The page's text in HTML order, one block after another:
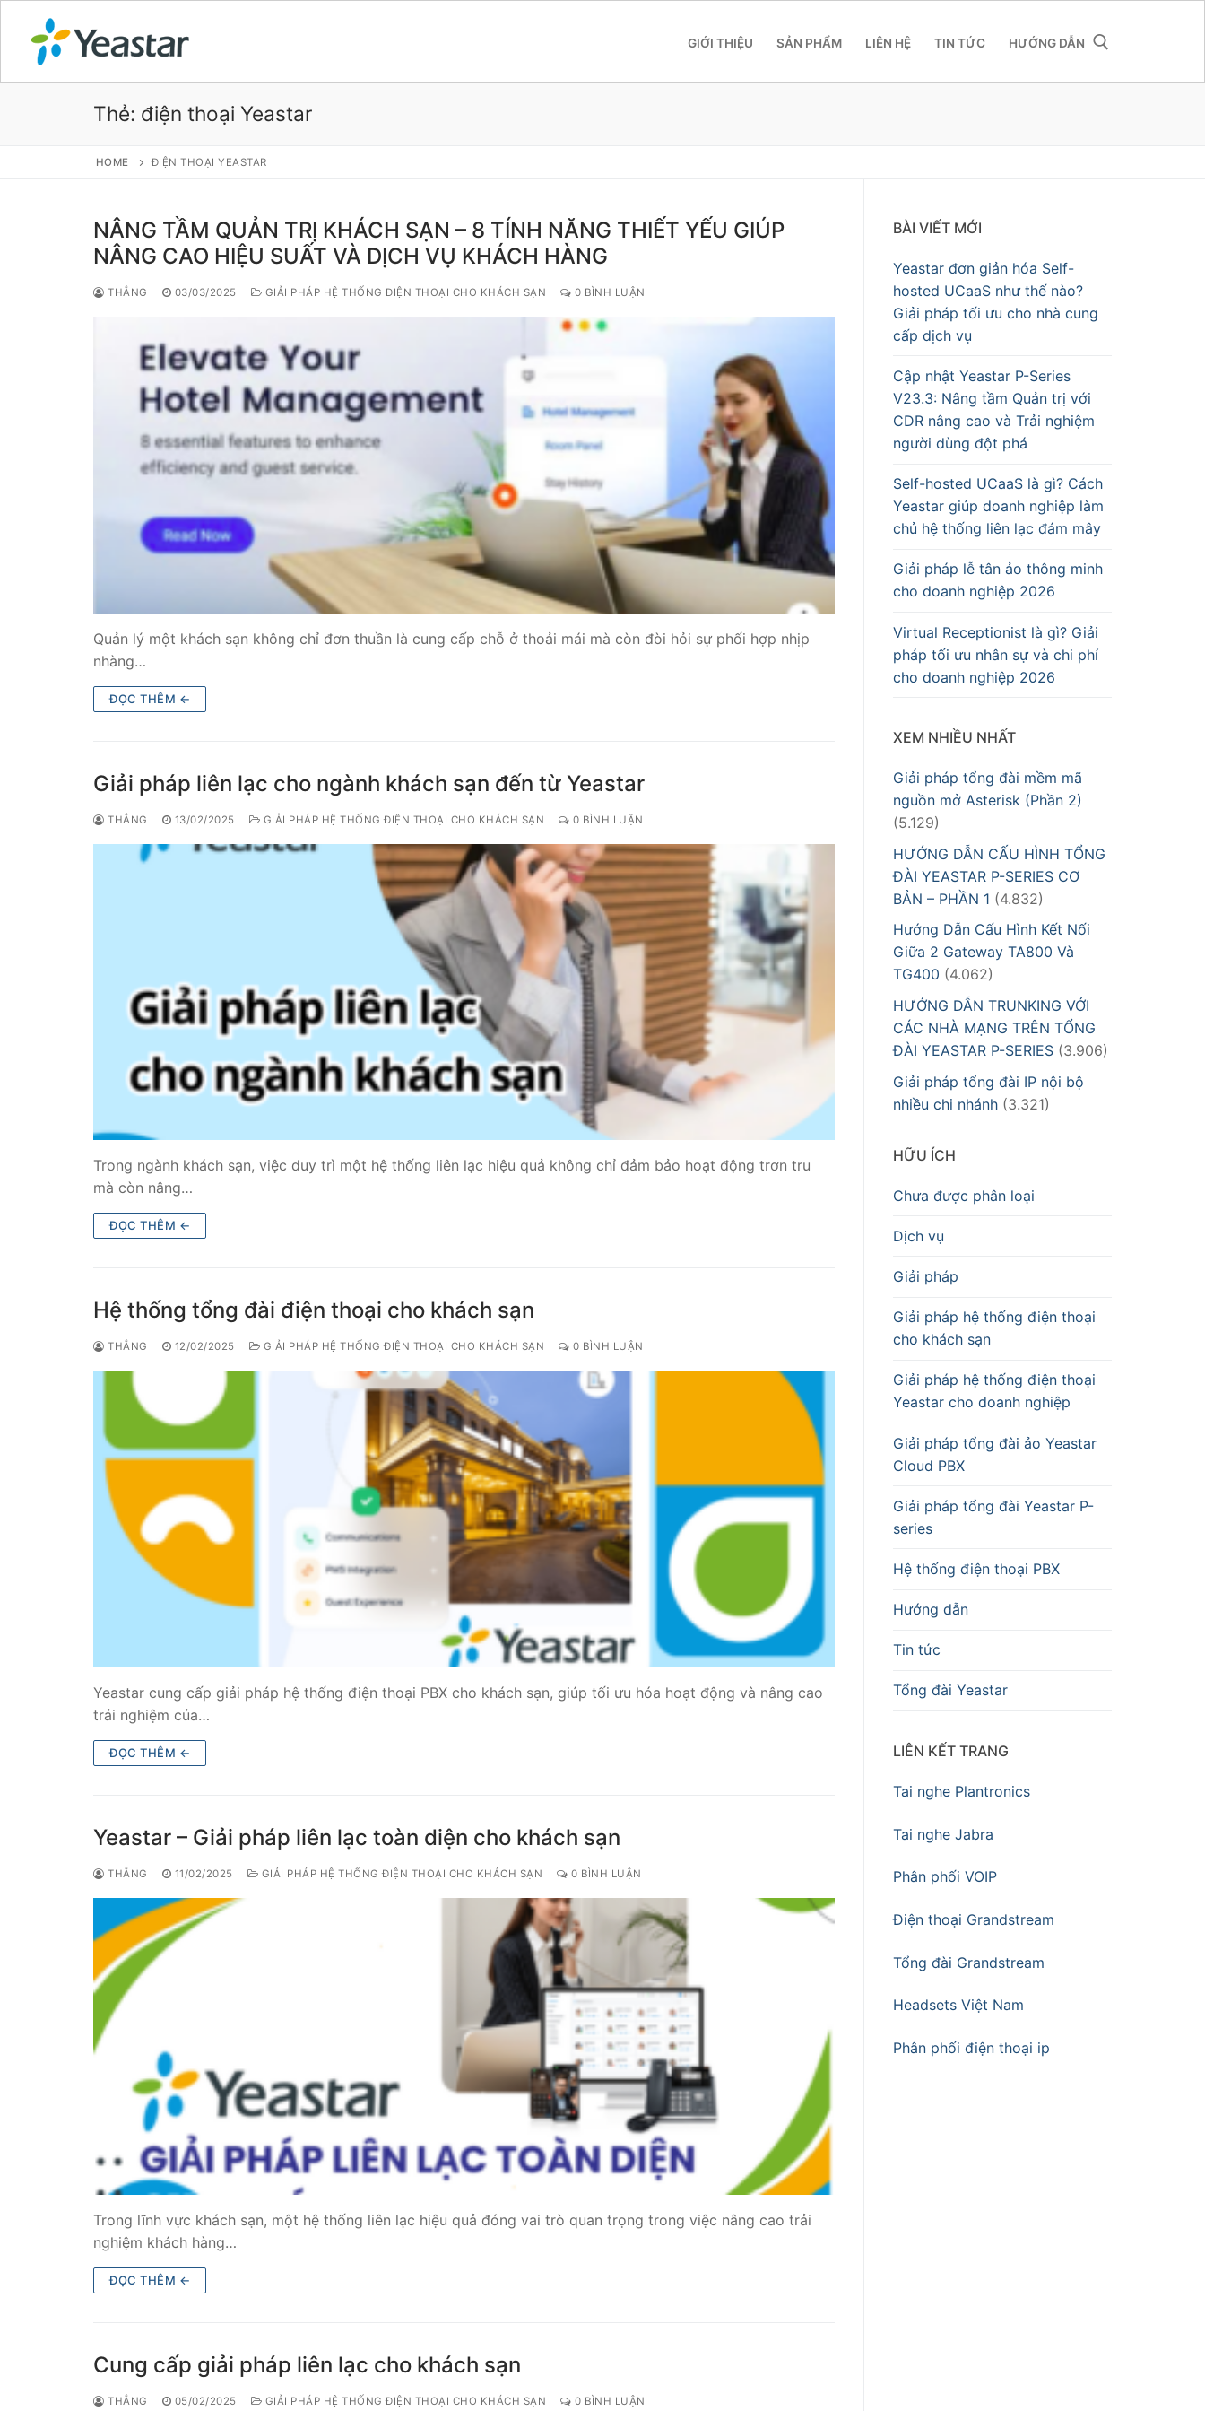
GIỚI THIỆU SẢN PHẨM LIÊN HỆ TIN TỨC HƯỚNG DẪN
VOIP PBX FOR SME
Tổng đài VoIP Yeastar S20
Tổng đài VoIP Yeastar S50
Tổng đài VoIP Yeastar S100
Tổng đài VoIP Yeastar S300
HOSTED PHONE SYSTEM
Tổng đài Yeastar Cloud
IPPBX FOR LARGE ENTERPRISES
Tổng đài Yeastar K2
VOIP GATEWAY
E1 / T1 / PRI VoIP Gateway
PRI VoIP Gateway TE100
PRI VoIP Gateway TE200
BRI VoIP Gateway
HƯỚNG DẪN
Thẻ: điện thoại Yeastar
HOME ĐIỆN THOẠI YEASTAR
NÂNG TẦM QUẢN TRỊ KHÁCH SẠN – 8 TÍNH NĂNG THIẾT YẾU GIÚP
NÂNG CAO HIỆU SUẤT VÀ DỊCH VỤ KHÁCH HÀNG
THẮNG 03/03/2025 GIẢI PHÁP HỆ THỐNG ĐIỆN THOẠI CHO KHÁCH SẠN 0 BÌNH LUẬN
Quản lý một khách sạn không chỉ đơn thuần là cung cấp chỗ ở thoải mái mà còn đòi hỏi sự phối hợp nhịp
nhàng…
ĐỌC THÊM ←
Giải pháp liên lạc cho ngành khách sạn đến từ Yeastar
THẮNG 13/02/2025 GIẢI PHÁP HỆ THỐNG ĐIỆN THOẠI CHO KHÁCH SẠN 0 BÌNH LUẬN
Trong ngành khách sạn, việc duy trì một hệ thống liên lạc hiệu quả không chỉ đảm bảo hoạt động trơn tru
mà còn nâng…
ĐỌC THÊM ←
Hệ thống tổng đài điện thoại cho khách sạn
THẮNG 12/02/2025 GIẢI PHÁP HỆ THỐNG ĐIỆN THOẠI CHO KHÁCH SẠN 0 BÌNH LUẬN
Yeastar cung cấp giải pháp hệ thống điện thoại PBX cho khách sạn, giúp tối ưu hóa hoạt động và nâng cao
trải nghiệm của…
ĐỌC THÊM ←
Yeastar – Giải pháp liên lạc toàn diện cho khách sạn
THẮNG 11/02/2025 GIẢI PHÁP HỆ THỐNG ĐIỆN THOẠI CHO KHÁCH SẠN 0 BÌNH LUẬN
Trong lĩnh vực khách sạn, một hệ thống liên lạc hiệu quả đóng vai trò quan trọng trong việc nâng cao trải
nghiệm khách hàng…
ĐỌC THÊM ←
Cung cấp giải pháp liên lạc cho khách sạn
THẮNG 05/02/2025 GIẢI PHÁP HỆ THỐNG ĐIỆN THOẠI CHO KHÁCH SẠN 0 BÌNH LUẬN
BÀI VIẾT MỚI
Yeastar đơn giản hóa Self-
hosted UCaaS như thế nào?
Giải pháp tối ưu cho nhà cung
cấp dịch vụ
Cập nhật Yeastar P-Series
V23.3: Nâng tầm Quản trị với
CDR nâng cao và Trải nghiệm
người dùng đột phá
Self-hosted UCaaS là gì? Cách
Yeastar giúp doanh nghiệp làm
chủ hệ thống liên lạc đám mây
Giải pháp lễ tân ảo thông minh
cho doanh nghiệp 2026
Virtual Receptionist là gì? Giải
pháp tối ưu nhân sự và chi phí
cho doanh nghiệp 2026
XEM NHIỀU NHẤT
Giải pháp tổng đài mềm mã
nguồn mở Asterisk (Phần 2)
(5.129)
HƯỚNG DẪN CẤU HÌNH TỔNG
ĐÀI YEASTAR P-SERIES CƠ
BẢN – PHẦN 1 (4.832)
Hướng Dẫn Cấu Hình Kết Nối
Giữa 2 Gateway TA800 Và
TG400 (4.062)
HƯỚNG DẪN TRUNKING VỚI
CÁC NHÀ MẠNG TRÊN TỔNG
ĐÀI YEASTAR P-SERIES (3.906)
Giải pháp tổng đài IP nội bộ
nhiều chi nhánh (3.321)
HỮU ÍCH
Chưa được phân loại
Dịch vụ
Giải pháp
Giải pháp hệ thống điện thoại
cho khách sạn
Giải pháp hệ thống điện thoại
Yeastar cho doanh nghiệp
Giải pháp tổng đài ảo Yeastar
Cloud PBX
Giải pháp tổng đài Yeastar P-
series
Hệ thống điện thoại PBX
Hướng dẫn
Tin tức
Tổng đài Yeastar
LIÊN KẾT TRANG
Tai nghe Plantronics
Tai nghe Jabra
Phân phối VOIP
Điện thoại Grandstream
Tổng đài Grandstream
Headsets Việt Nam
Phân phối điện thoại ip